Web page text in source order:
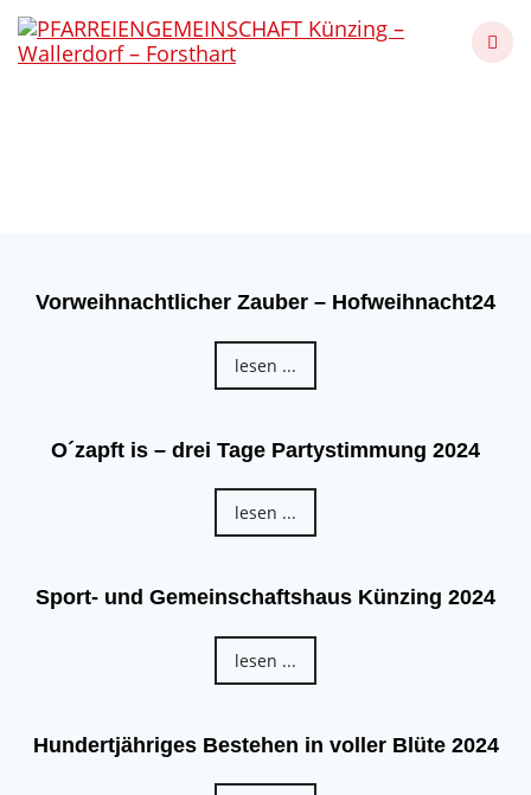
to
Vorweihnachtlicher Zauber – Hofweihnacht24
lesen ...
O´zapft is – drei Tage Partystimmung 2024
lesen ...
Sport- und Gemeinschaftshaus Künzing 2024
lesen ...
Hundertjähriges Bestehen in voller Blüte 2024